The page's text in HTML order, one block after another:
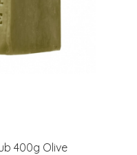
400g Olive